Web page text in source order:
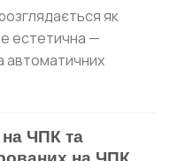
як
естетична —
автоматичних
на ЧПК та